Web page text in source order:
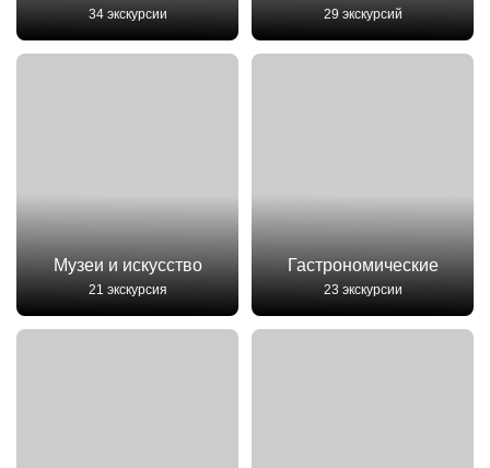
34 экскурсии 29 экскурсий
Музеи и искусство
21 экскурсия
Гастрономические
23 экскурсии